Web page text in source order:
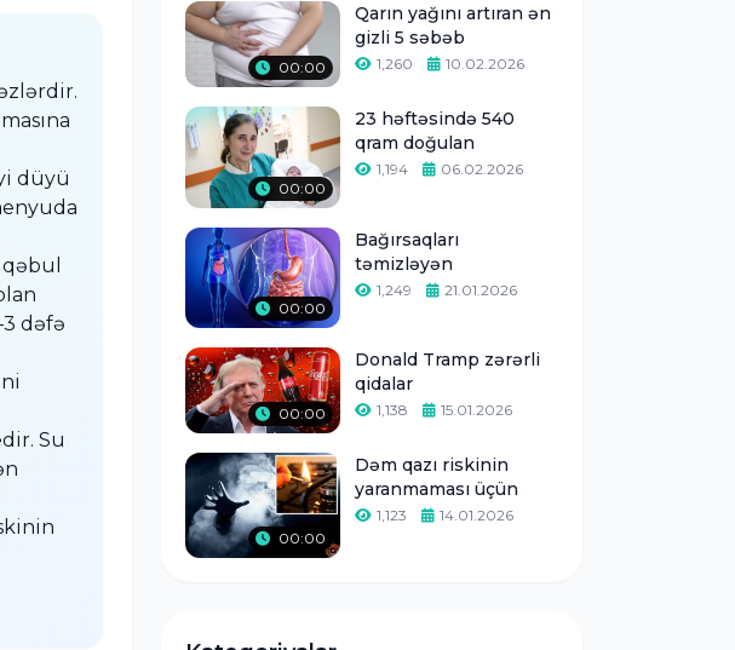
düyü
dəfə
Su
00:00
Qarın yağını artıran ən
gizli 5 səbəb
1,260 10.02.2026
00:00
23 həftəsində 540
qram doğulan
1,194 06.02.2026
00:00
Bağırsaqları
təmizləyən
1,249 21.01.2026
00:00
Donald Tramp zərərli
qidalar
1,138 15.01.2026
00:00
Dəm qazı riskinin
yaranmaması üçün
1,123 14.01.2026